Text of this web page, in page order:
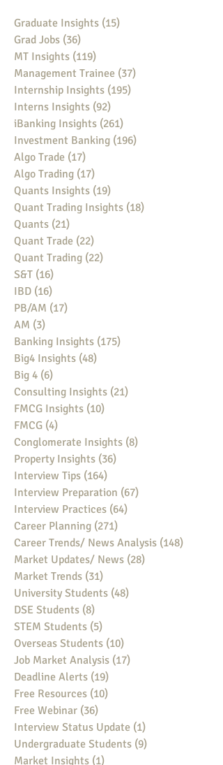
Graduate Insights (15)
Grad Jobs (36)
MT Insights (119)
Management Trainee (37)
Internship Insights (195)
Interns Insights (92)
iBanking Insights (261)
Investment Banking (196)
Algo Trade (17)
Algo Trading (17)
Quants Insights (19)
Quant Trading Insights (18)
Quants (21)
Quant Trade (22)
Quant Trading (22)
S&T (16)
IBD (16)
PB/AM (17)
AM (3)
Banking Insights (175)
Big4 Insights (48)
Big 4 (6)
Consulting Insights (21)
FMCG Insights (10)
FMCG (4)
Conglomerate Insights (8)
Property Insights (36)
Interview Tips (164)
Interview Preparation (67)
Interview Practices (64)
Career Planning (271)
Career Trends/ News Analysis (148)
Market Updates/ News (28)
Market Trends (31)
University Students (48)
DSE Students (8)
STEM Students (5)
Overseas Students (10)
Job Market Analysis (17)
Deadline Alerts (19)
Free Resources (10)
Free Webinar (36)
Interview Status Update (1)
Undergraduate Students (9)
Market Insights (1)